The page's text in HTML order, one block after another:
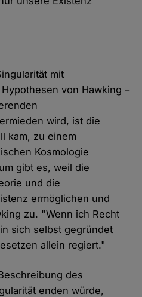
mit
von Hawking –
wird, ist die
kam, zu einem
Kosmologie
gibt es, weil die
und die
ermöglichen und
zu. "Wenn ich Recht
sich selbst gegründet
allein regiert."
des
enden würde,